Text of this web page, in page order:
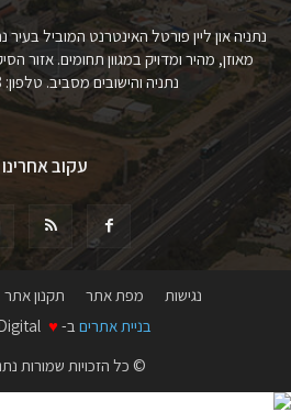
נתניה און ליין פורטל האינטרנט המוביל
מאוזן, מהיר ומדויק במגוון תחומים. אזור
נתניה והישובים מסביב. טלפון: 050-8491248
עקוב אחרינו
נגישות מפת אתר תקנון אתר
בניית אתרים ב- ♥
© כל הזכויות שמורות